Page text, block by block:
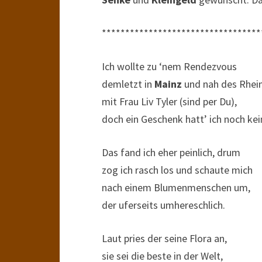
Ich wollte zu ‘nem Rendezvous
demletzt in Mainz und nah des
mit Frau Liv Tyler (sind per Du),
doch ein Geschenk hatt’ ich noch
Das fand ich eher peinlich, drum
zog ich rasch los und schaute mich
nach einem Blumenmenschen um,
der uferseits umhereschlich.
Laut pries der seine Flora an,
sie sei die beste in der Welt,